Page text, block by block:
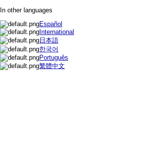
In other languages
Español
International
日本語
한국어
Português
繁體中文